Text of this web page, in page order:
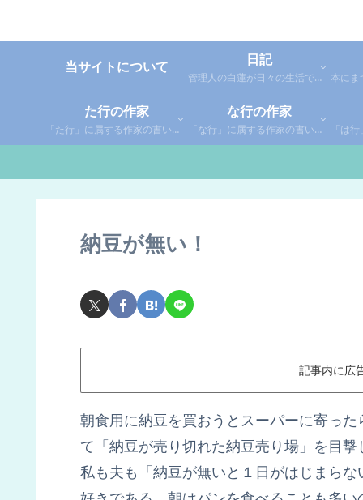
当サイトについて
日記
管理人の白蓮が日々の生活で感じた事や考えた事を綴った個人的な日記です。
た行の作家
「た行」に属する作家の書いた本の感想です。さらに「た」「ち」「つ」「て」「と」に分類していあります。お好きな作家の作品を探してみてください。
な行の作家
「な行」に属する作家の書いた本の感想です。さらに「な」「に」「ぬ」「ね」「の」に分類していあります。お好きな作家の作品を探してみてください。
納豆が無い！
記事内に広
朝食用に納豆を買おうとスーパーに寄っ
て「納豆が売り切れた納豆売り場」を目
私も夫も「納豆が無いと１日がはじまら